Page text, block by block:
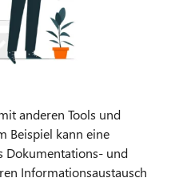
anderen Tools und
Beispiel kann eine
Dokumentations- und
Informationsaustausch